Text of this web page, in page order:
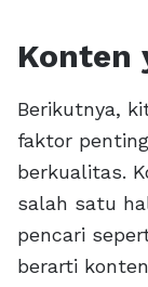
Konten
Berikutnya,
faktor
berkualitas.
salah satu
pencari
berarti